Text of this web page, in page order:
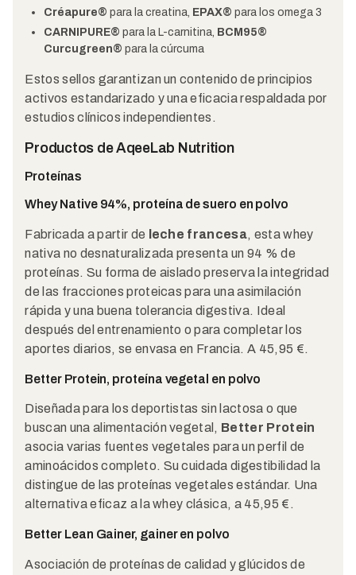
Créapure® para la creatina, EPAX® para los omega 3
CARNIPURE® para la L-carnitina, BCM95®
Curcugreen® para la cúrcuma
Estos sellos garantizan un contenido de principios
activos estandarizado y una eficacia respaldada por
estudios clínicos independientes.
Productos de AqeeLab Nutrition
Proteínas
Whey Native 94%, proteína de suero en polvo
Fabricada a partir de leche francesa, esta whey
nativa no desnaturalizada presenta un 94 % de
proteínas. Su forma de aislado preserva la integridad
de las fracciones proteicas para una asimilación
rápida y una buena tolerancia digestiva. Ideal
después del entrenamiento o para completar los
aportes diarios, se envasa en Francia. A 45,95 €.
Better Protein, proteína vegetal en polvo
Diseñada para los deportistas sin lactosa o que
buscan una alimentación vegetal, Better Protein
asocia varias fuentes vegetales para un perfil de
aminoácidos completo. Su cuidada digestibilidad la
distingue de las proteínas vegetales estándar. Una
alternativa eficaz a la whey clásica, a 45,95 €.
Better Lean Gainer, gainer en polvo
Asociación de proteínas de calidad y glúcidos de